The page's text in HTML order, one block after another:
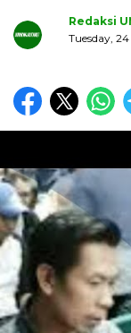
Redaksi
Tuesday,